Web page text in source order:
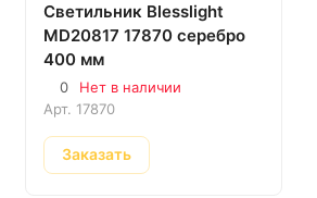
Светильник Blesslight
MD20817 17870 серебро
400 мм
0
Нет в наличии
Арт. 17870
Заказать